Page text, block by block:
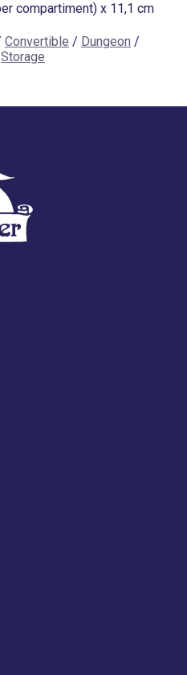
compartiment) x 11,1 cm
Convertible / Dungeon /
Storage